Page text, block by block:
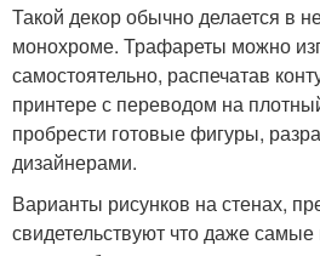
Такой декор обычно делается в
монохроме. Трафареты можно
самостоятельно, распечатав
принтере с переводом на
пробрести готовые фигуры,
дизайнерами.
Варианты рисунков на стенах,
свидетельствуют что даже